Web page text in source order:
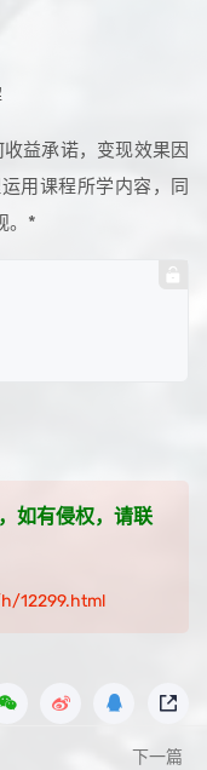
益承诺，变现效果因
用课程所学内容，同
。*
如有侵权，请联
12299.html
下一篇